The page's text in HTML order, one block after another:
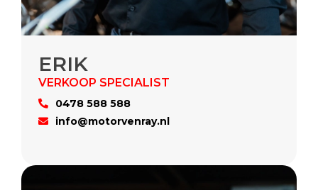
ERIK
0478 588 588
info@motorvenray.nl